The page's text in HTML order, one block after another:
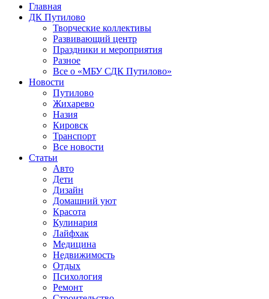
Главная
ДК Путилово
Творческие коллективы
Развивающий центр
Праздники и мероприятия
Разное
Все о «МБУ СДК Путилово»
Новости
Путилово
Жихарево
Назия
Кировск
Транспорт
Все новости
Статьи
Авто
Дети
Дизайн
Домашний уют
Красота
Кулинария
Лайфхак
Медицина
Недвижимость
Отдых
Психология
Ремонт